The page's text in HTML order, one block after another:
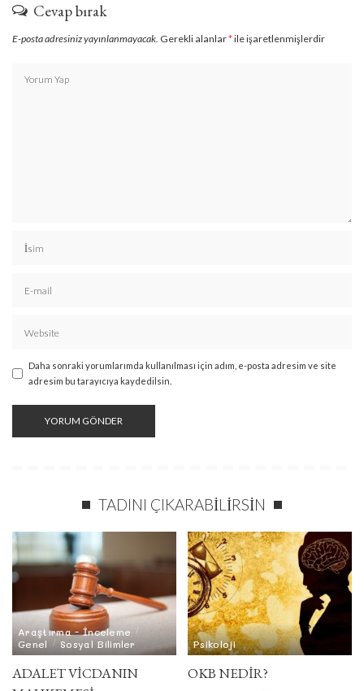
Cevap bırak
E-posta adresiniz yayınlanmayacak. Gerekli alanlar*ile işaretlenmişlerdir
Daha sonraki yorumlarımda kullanılması için adım, e-posta adresim ve site
adresim bu tarayıcıya kaydedilsin.
TADINI ÇIKARABILIRSIN
Araştırma - İnceleme
Genel
Sosyal Bilimler
ADALET VICDANIN
Psikoloji
OKB NEDIR?